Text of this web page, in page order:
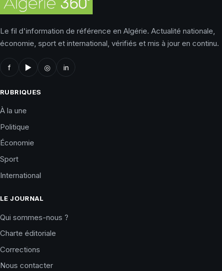
Le fil d'information de référence en Algérie. Actualité nationale,
économie, sport et international, vérifiés et mis à jour en continu.
f ▶ ◎ in
RUBRIQUES
À la une
Politique
Économie
Sport
International
LE JOURNAL
Qui sommes-nous ?
Charte éditoriale
Corrections
Nous contacter